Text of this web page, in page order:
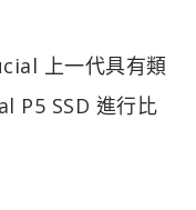
上一代具有類
P5 SSD 進行比